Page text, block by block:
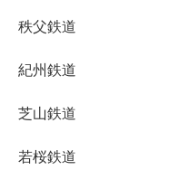
秩父鉄道
紀州鉄道
芝山鉄道
若桜鉄道